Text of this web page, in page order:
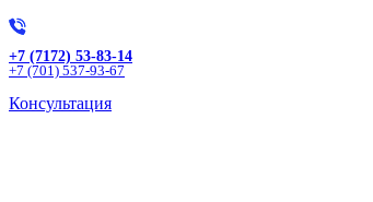
+7 (7172) 53-83-14
+7 (701) 537-93-67
Консультация